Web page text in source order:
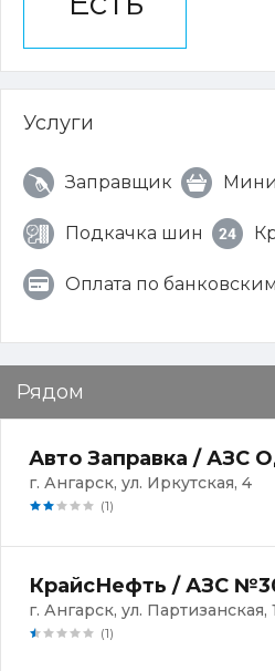
Услуги
Заправщик
Подкачка шин
Оплата по
Рядом
Авто Заправка / АЗС
г. Ангарск, ул. Иркутская, 4
(1)
КрайсНефть / АЗС
г. Ангарск, ул. Партизанская, 1
(1)